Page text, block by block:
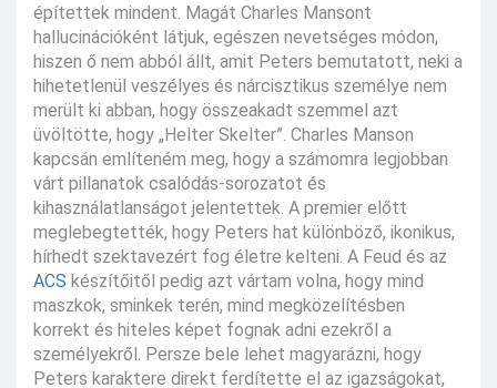
építettek mindent. Magát Charles Mansont
hallucinációként látjuk, egészen nevetséges módon,
hiszen ő nem abból állt, amit Peters bemutatott, neki a
hihetetlenül veszélyes és nárcisztikus személye nem
merült ki abban, hogy összeakadt szemmel azt
üvöltötte, hogy „Helter Skelter”. Charles Manson
kapcsán említeném meg, hogy a számomra legjobban
várt pillanatok csalódás-sorozatot és
kihasználatlanságot jelentettek. A premier előtt
meglebegtették, hogy Peters hat különböző, ikonikus,
hírhedt szektavezért fog életre kelteni. A Feud és az
ACS készítőitől pedig azt vártam volna, hogy mind
maszkok, sminkek terén, mind megközelítésben
korrekt és hiteles képet fognak adni ezekről a
személyekről. Persze bele lehet magyarázni, hogy
Peters karaktere direkt ferdítette el az igazságokat,